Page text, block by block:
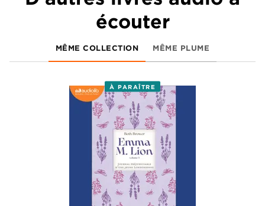
écouter
MÊME COLLECTION MÊME PLUME
À PARAÎTRE